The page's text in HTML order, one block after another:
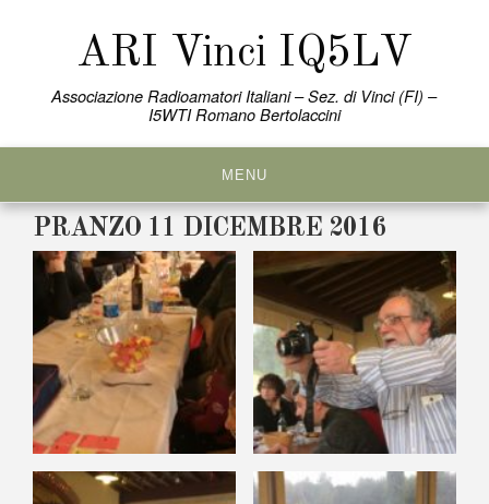
ARI Vinci IQ5LV
Associazione Radioamatori Italiani – Sez. di Vinci (FI) –
I5WTI Romano Bertolaccini
MENU
PRANZO 11 DICEMBRE 2016